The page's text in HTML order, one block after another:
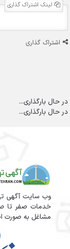
لینک اشتراک گذاری
اشتراک گذاری
در حال بارگذاری...
در حال بارگذاری...
وب سایت آگهی
خدمات صفر تا صد
مشاغل به صورت